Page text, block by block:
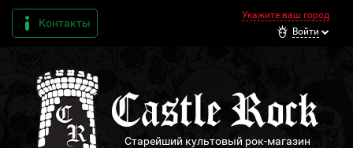
Контакты
Укажите ваш город
Войти
Старейший культовый рок-магазин